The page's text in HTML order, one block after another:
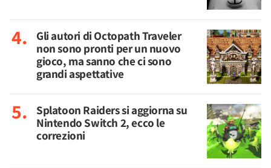
Gli autori di Octopath Traveler
non sono pronti per un nuovo
gioco, ma sanno che ci sono
grandi aspettative
Splatoon Raiders si aggiorna su
Nintendo Switch 2, ecco le
correzioni